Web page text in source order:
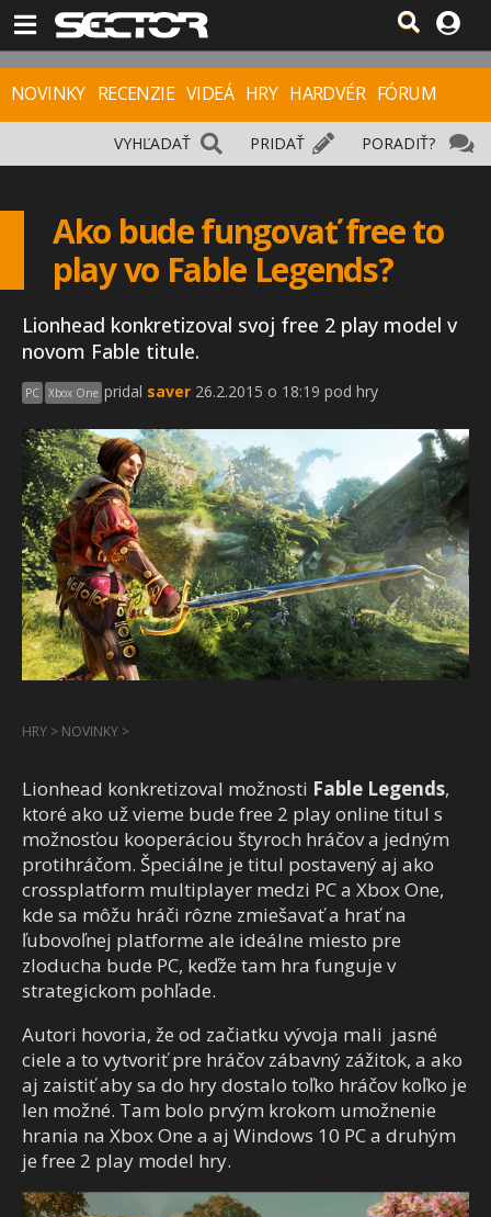
NOVINKY RECENZIE VIDEÁ HRY HARDVÉR FÓRUM
PORADIŤ?
PRIDAŤ
VYHĽADAŤ
Ako bude fungovať free to
play vo Fable Legends?
Lionhead konkretizoval svoj free 2 play model v
novom Fable titule.
PC Xbox One pridal saver 26.2.2015 o 18:19 pod hry
HRY > NOVINKY >
Lionhead konkretizoval možnosti Fable Legends,
ktoré ako už vieme bude free 2 play online titul s
možnosťou kooperáciou štyroch hráčov a jedným
protihráčom. Špeciálne je titul postavený aj ako
crossplatform multiplayer medzi PC a Xbox One,
kde sa môžu hráči rôzne zmiešavať a hrať na
ľubovoľnej platforme ale ideálne miesto pre
zloducha bude PC, keďže tam hra funguje v
strategickom pohľade.
Autori hovoria, že od začiatku vývoja mali jasné
ciele a to vytvoriť pre hráčov zábavný zážitok, a ako
aj zaistiť aby sa do hry dostalo toľko hráčov koľko je
len možné. Tam bolo prvým krokom umožnenie
hrania na Xbox One a aj Windows 10 PC a druhým
je free 2 play model hry.